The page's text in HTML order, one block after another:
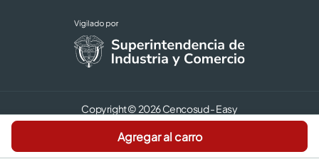
Agregar al carro
Copyright © 2026 Cencosud - Easy
Términos y Condiciones |
Seguridad y Privacidad |
Código de ética